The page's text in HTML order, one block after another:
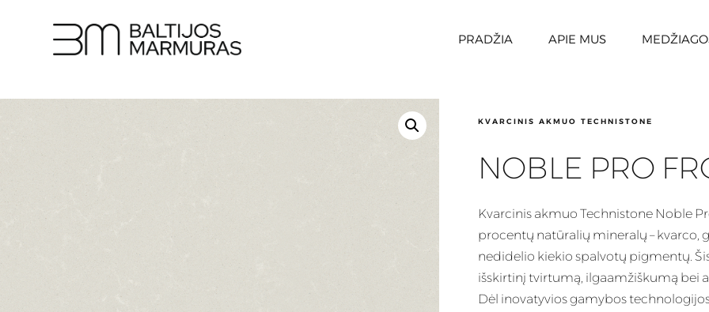
PRADŽIA APIE MUS
KVARCINIS AKMUO TECHNISTONE
NOBLE PRO
Kvarcinis akmuo Technistone Noble
procentų natūralių mineralų – kvarco,
nedidelio kiekio spalvotų pigmentų.
išskirtinį tvirtumą, ilgaamžiškumą bei
Dėl inovatyvios gamybos